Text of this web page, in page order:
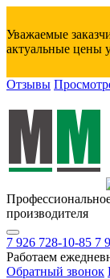
Уважаемые
актуальные цены
Отзывы
производителя
7 926 728-10-85 7
Работаем
Обратный звонок